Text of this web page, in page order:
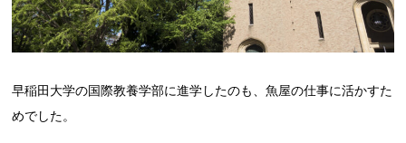
早稲田大学の国際教養学部に進学したのも、魚屋の仕事に活かすた
めでした。